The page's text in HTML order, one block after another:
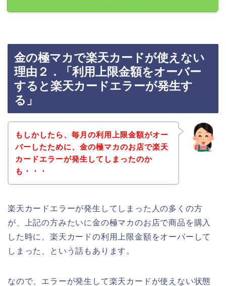
金の極マカで楽天カードが使えない
理由２．「利用上限金額をオーバー
すると楽天カードエラーが発生す
る」
もしかしたら、毎月の利用上限金額がオー
バーしたために、金の極マカのお店で楽天
カードエラーが発生してしまったのか
も・・・
楽天カードエラーが発生してしまった人の多くの方
が、上記の方みたいに金の極マカのお店で商品を購入
した時に、楽天カードの利用上限金額をオーバーして
しまった、という話もあります。
なので、エラーが発生して楽天カードが使えない状態